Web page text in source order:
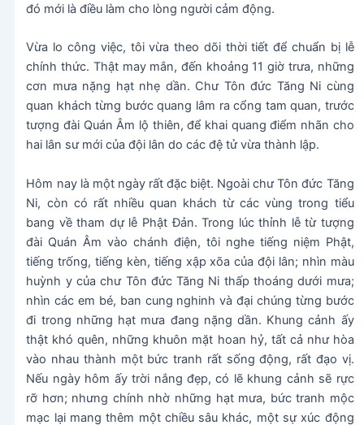
đó mới là điều làm cho lòng người cảm động.
Vừa lo công việc, tôi vừa theo dõi thời tiết để chuẩn bị lễ
chính thức. Thật may mắn, đến khoảng 11 giờ trưa, những
cơn mưa nặng hạt nhẹ dần. Chư Tôn đức Tăng Ni cùng
quan khách từng bước quang lâm ra cổng tam quan, trước
tượng đài Quán Âm lộ thiên, để khai quang điểm nhãn cho
hai lân sư mới của đội lân do các đệ tử vừa thành lập.
Hôm nay là một ngày rất đặc biệt. Ngoài chư Tôn đức Tăng
Ni, còn có rất nhiều quan khách từ các vùng trong tiểu
bang về tham dự lễ Phật Đản. Trong lúc thỉnh lễ từ tượng
đài Quán Âm vào chánh điện, tôi nghe tiếng niệm Phật,
tiếng trống, tiếng kèn, tiếng xập xõa của đội lân; nhìn màu
huỳnh y của chư Tôn đức Tăng Ni thấp thoáng dưới mưa;
nhìn các em bé, ban cung nghinh và đại chúng từng bước
đi trong những hạt mưa đang nặng dần. Khung cảnh ấy
thật khó quên, những khuôn mặt hoan hỷ, tất cả như hòa
vào nhau thành một bức tranh rất sống động, rất đạo vị.
Nếu ngày hôm ấy trời nắng đẹp, có lẽ khung cảnh sẽ rực
rỡ hơn; nhưng chính nhờ những hạt mưa, bức tranh mộc
mạc lại mang thêm một chiều sâu khác, một sự xúc động